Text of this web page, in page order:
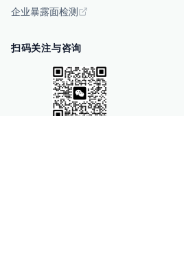
企业暴露面检测
扫码关注与咨询